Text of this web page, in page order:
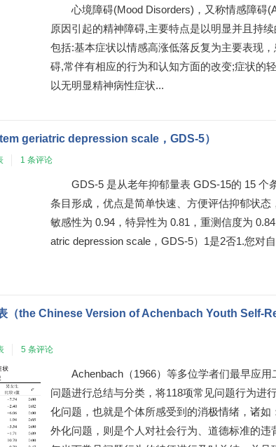
心境障碍(Mood Disorders)，又称情感障碍
原因引起的精神障碍,主要特点是以明显并且持
包括:基本症状以情感高涨低落反复为主要表现
碍,常伴有相应的行为和认知方面的改变;症状的
以无明显精神病性症状...
geriatric depression scale，GDS-5）
1 条评论
GDS-5 是从老年抑郁量表 GDS-15的 15 个
条目形成，优点是简单快速、方便评估抑郁状态
敏感性为 0.94，特异性为 0.81，重测信度为
atric depression scale，GDS-5）1是2否1.您对
（the Chinese Version of Achenbach Youth Self-
5 条评论
Achenbach（1966）等多位学者们最早应
问题进行总结与分类，将118项常见问题行为进
化问题，也就是个体所感受到的消极情绪，诸
外化问题，则是个人对社会行为、道德标准的